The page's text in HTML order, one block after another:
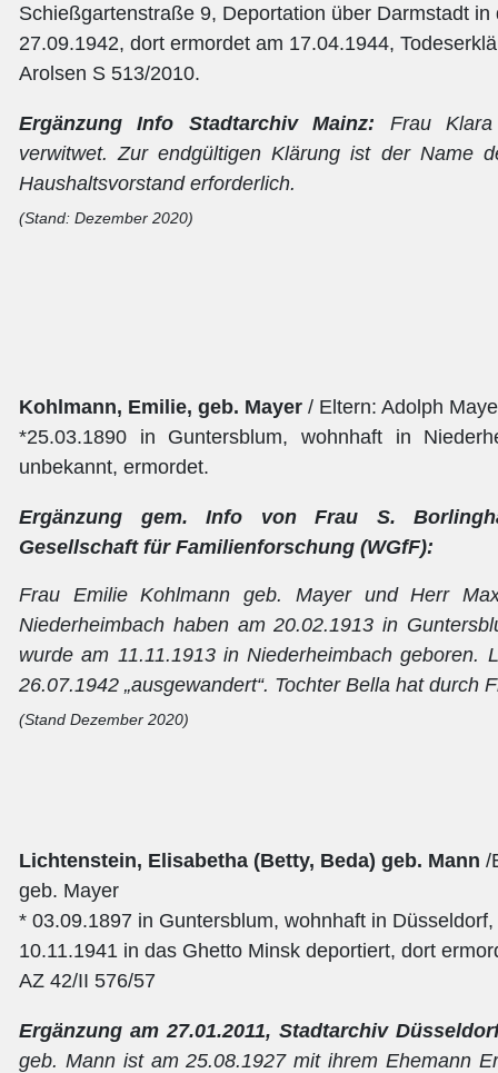
Schießgartenstraße 9, Deportation über Darmstadt
27.09.1942, dort ermordet am 17.04.1944,
Arolsen S 513/2010.
Ergänzung Info Stadtarchiv Mainz: Frau
verwitwet. Zur endgültigen Klärung ist der Name
Haushaltsvorstand erforderlich.
(Stand: Dezember 2020)
Kohlmann, Emilie, geb. Mayer / Eltern: Adolph
*25.03.1890 in Guntersblum, wohnhaft in
unbekannt, ermordet.
Ergänzung gem. Info von Frau S.
Gesellschaft für Familienforschung (WGfF):
Frau Emilie Kohlmann geb. Mayer und Herr
Niederheimbach haben am 20.02.1913 in
wurde am 11.11.1913 in Niederheimbach geboren.
26.07.1942 „ausgewandert“. Tochter Bella hat durch
(Stand Dezember 2020)
Lichtenstein, Elisabetha (Betty, Beda) geb. Mann /
geb. Mayer
* 03.09.1897 in Guntersblum, wohnhaft in
10.11.1941 in das Ghetto Minsk deportiert, dort
AZ 42/II 576/57
Ergänzung am 27.01.2011, Stadtarchiv
geb. Mann ist am 25.08.1927 mit ihrem Ehemann